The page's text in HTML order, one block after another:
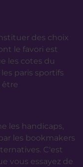
des choix
le favori est
les cotes du
paris sportifs
être
les handicaps,
les bookmakers
C'est
vous essayez de